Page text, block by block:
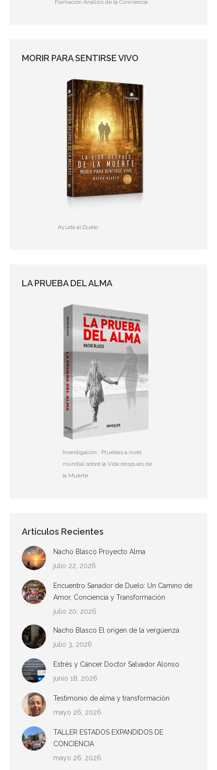
Formación Análisis de la Conciencia
MORIR PARA SENTIRSE VIVO
Ayuda al Duelo
LA PRUEBA DEL ALMA
Investigación . Pruebas a nivel
mundial sobre la Vida después de
la Muerte.
Artículos Recientes
Nacho Blasco Proyecto Alma
julio 22, 2026
Encuentro Sanador de Duelo: Un Camino de
Amor, Conciencia y Transformación
julio 20, 2026
Nacho Blasco El origen de la vergüenza
julio 3, 2026
Estrés y Cáncer Doctor Salvador Alonso
junio 18, 2026
Testimonio de alma y transformación
mayo 26, 2026
TALLER ESTADOS EXPANDIDOS DE
CONCIENCIA
mayo 26, 2026